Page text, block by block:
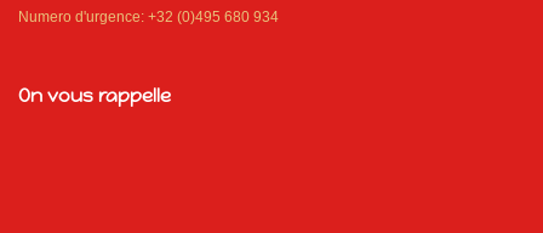
Numero d'urgence: +32 (0)495 680 934
On vous rappelle